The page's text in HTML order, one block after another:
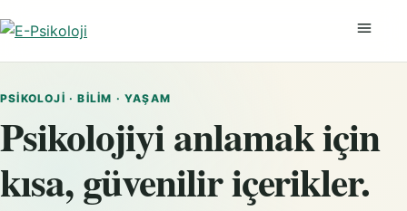
PSIKOLOJI · BILIM · YAŞAM
Psikolojiyi anlamak için
kısa, güvenilir içerikler.